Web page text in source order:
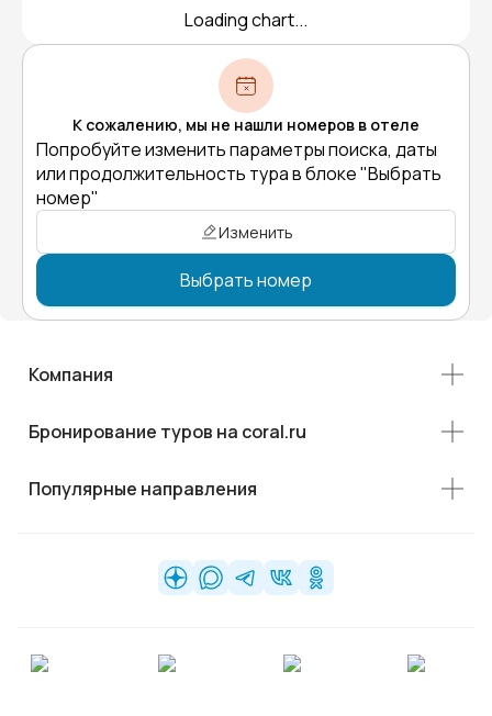
Loading chart...
К сожалению, мы не нашли номеров в отеле
Попробуйте изменить параметры поиска, даты
или продолжительность тура в блоке "Выбрать
номер"
Изменить
Выбрать номер
Компания
Бронирование туров на coral.ru
Популярные направления